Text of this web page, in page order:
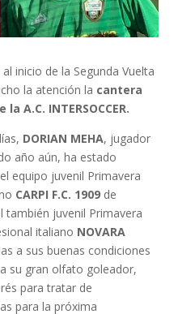
inicio de la Segunda Vuelta
la atención la cantera
A.C. INTERSOCCER.
DORIAN MEHA, jugador
año aún, ha estado
equipo juvenil Primavera
CARPI F.C. 1909 de
también juvenil Primavera
italiano NOVARA
a sus buenas condiciones
su gran olfato goleador,
para tratar de
para la próxima